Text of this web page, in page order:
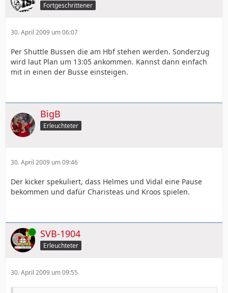
Fortgeschrittener
30. April 2009 um 06:07
Per Shuttle Bussen die am Hbf stehen werden. Sonderzug
wird laut Plan um 13:05 ankommen. Kannst dann einfach
mit in einen der Busse einsteigen.
BigB
Erleuchteter
30. April 2009 um 09:46
Der kicker spekuliert, dass Helmes und Vidal eine Pause
bekommen und dafür Charisteas und Kroos spielen.
Online SVB-1904
Erleuchteter
30. April 2009 um 09:55